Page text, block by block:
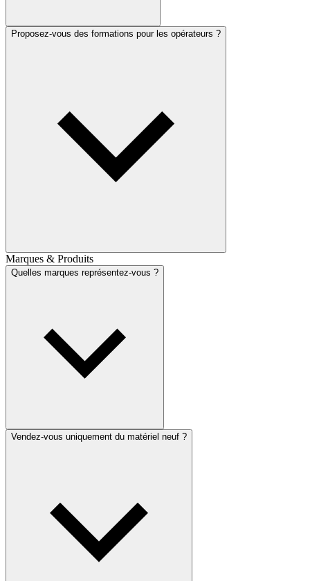
Proposez-vous des formations pour les opérateurs ?
Marques & Produits
Quelles marques représentez-vous ?
Vendez-vous uniquement du matériel neuf ?